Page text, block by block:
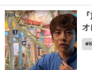
オ